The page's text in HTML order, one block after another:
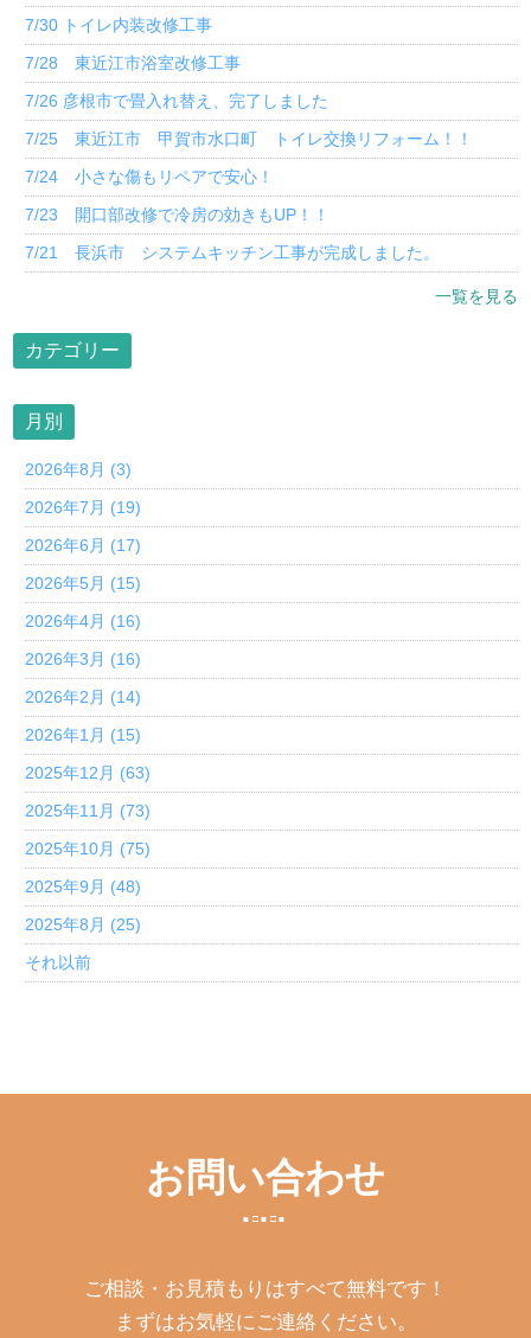
7/30 トイレ内装改修工事
7/28 東近江市浴室改修工事
7/26 彦根市で畳入れ替え、完了しました
7/25 東近江市 甲賀市水口町 トイレ交換リフォーム！！
7/24 小さな傷もリペアで安心！
7/23 開口部改修で冷房の効きもUP！！
7/21 長浜市 システムキッチン工事が完成しました。
一覧を見る
カテゴリー
月別
2026年8月 (3)
2026年7月 (19)
2026年6月 (17)
2026年5月 (15)
2026年4月 (16)
2026年3月 (16)
2026年2月 (14)
2026年1月 (15)
2025年12月 (63)
2025年11月 (73)
2025年10月 (75)
2025年9月 (48)
2025年8月 (25)
それ以前
お問い合わせ
ご相談・お見積もりはすべて無料です！
まずはお気軽にご連絡ください。